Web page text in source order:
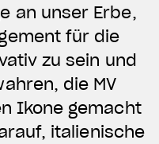
an unser Erbe,
für die
zu sein und
die MV
Ikone gemacht
italienische